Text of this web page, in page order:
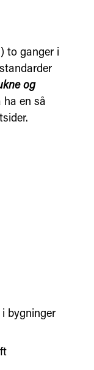
to ganger i
og
en så
bygninger